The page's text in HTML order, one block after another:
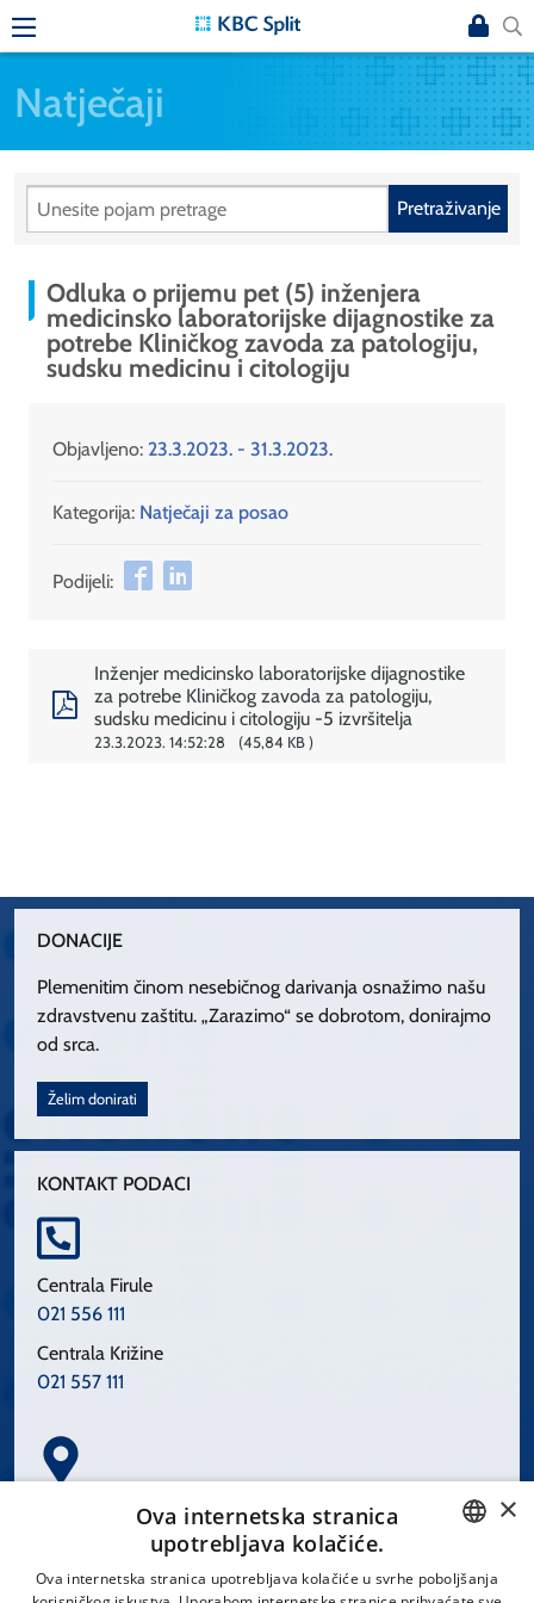
Natječaji
Pretraživanje
Odluka o prijemu pet (5) inženjera
medicinsko laboratorijske dijagnostike za
potrebe Kliničkog zavoda za patologiju,
sudsku medicinu i citologiju
Objavljeno: 23.3.2023. - 31.3.2023.
Kategorija: Natječaji za posao
Podijeli:
Inženjer medicinsko laboratorijske dijagnostike
za potrebe Kliničkog zavoda za patologiju,
sudsku medicinu i citologiju -5 izvršitelja
23.3.2023. 14:52:28 45,84 KB
DONACIJE
Plemenitim činom nesebičnog darivanja osnažimo našu
zdravstvenu zaštitu. „Zarazimo“ se dobrotom, donirajmo
od srca.
Želim donirati
KONTAKT PODACI
Centrala Firule
021 556 111
Centrala Križine
021 557 111
Spinčićeva 1, 21000 Split
CROATIAN
×
Ova internetska stranica
upotrebljava kolačiće.
Ova internetska stranica upotrebljava kolačiće u svrhe poboljšanja